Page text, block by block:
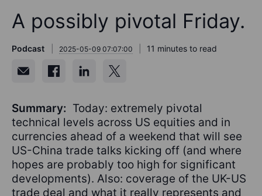
A possibly pivotal Friday.
Podcast 2025-05-09 07:07:00 11 minutes to read
Summary: Today: extremely pivotal
technical levels across US equities and in
currencies ahead of a weekend that will see
US-China trade talks kicking off (and where
hopes are probably too high for significant
developments). Also: coverage of the UK-US
trade deal and what it really represents and